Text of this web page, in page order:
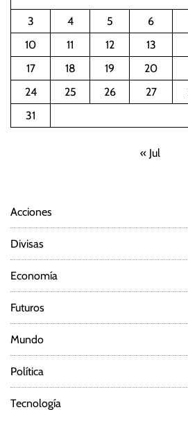
3
4 5 6
10
11 12 13
17
18 19 20
24
25 26 27
31
« Jul
Acciones
Divisas
Economía
Futuros
Mundo
Política
Tecnología